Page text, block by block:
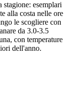
esemplari
alla costa nelle ore
le scogliere con
da 3.0-3.5
con temperature
dell'anno.